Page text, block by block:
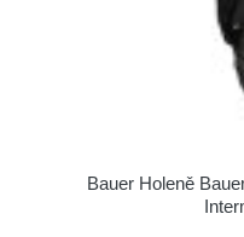
Bauer Holeně